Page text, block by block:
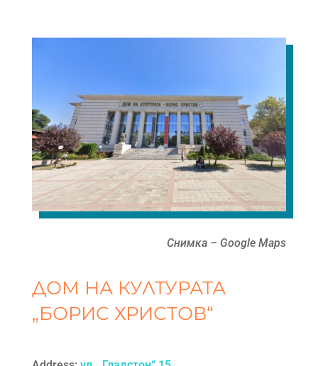
Снимка – Google Maps
ДОМ НА КУЛТУРАТА
„БОРИС ХРИСТОВ“